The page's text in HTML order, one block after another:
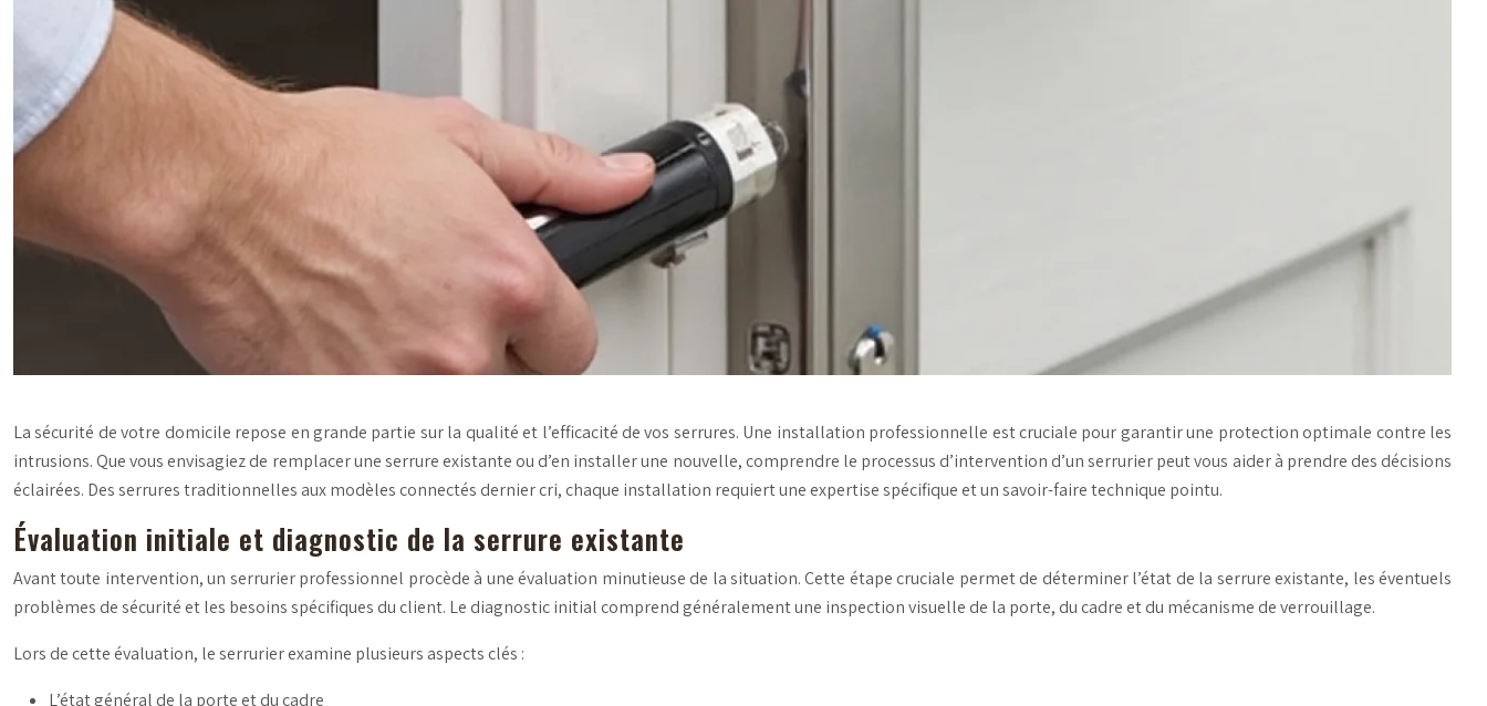
La sécurité de votre domicile repose en grande partie sur la qualité et l’efficacité de vos serrures. Une installation professionnelle est cruciale pour garantir une protection optimale contre les
intrusions. Que vous envisagiez de remplacer une serrure existante ou d’en installer une nouvelle, comprendre le processus d’intervention d’un serrurier peut vous aider à prendre des décisions
éclairées. Des serrures traditionnelles aux modèles connectés dernier cri, chaque installation requiert une expertise spécifique et un savoir-faire technique pointu.
Évaluation initiale et diagnostic de la serrure existante
Avant toute intervention, un serrurier professionnel procède à une évaluation minutieuse de la situation. Cette étape cruciale permet de déterminer l’état de la serrure existante, les éventuels
problèmes de sécurité et les besoins spécifiques du client. Le diagnostic initial comprend généralement une inspection visuelle de la porte, du cadre et du mécanisme de verrouillage.
Lors de cette évaluation, le serrurier examine plusieurs aspects clés :
L’état général de la porte et du cadre